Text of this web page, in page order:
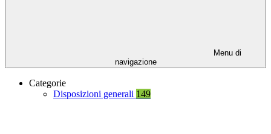
Menu di
navigazione
Categorie
Disposizioni generali 149